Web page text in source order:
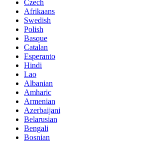
Czech
Afrikaans
Swedish
Polish
Basque
Catalan
Esperanto
Hindi
Lao
Albanian
Amharic
Armenian
Azerbaijani
Belarusian
Bengali
Bosnian